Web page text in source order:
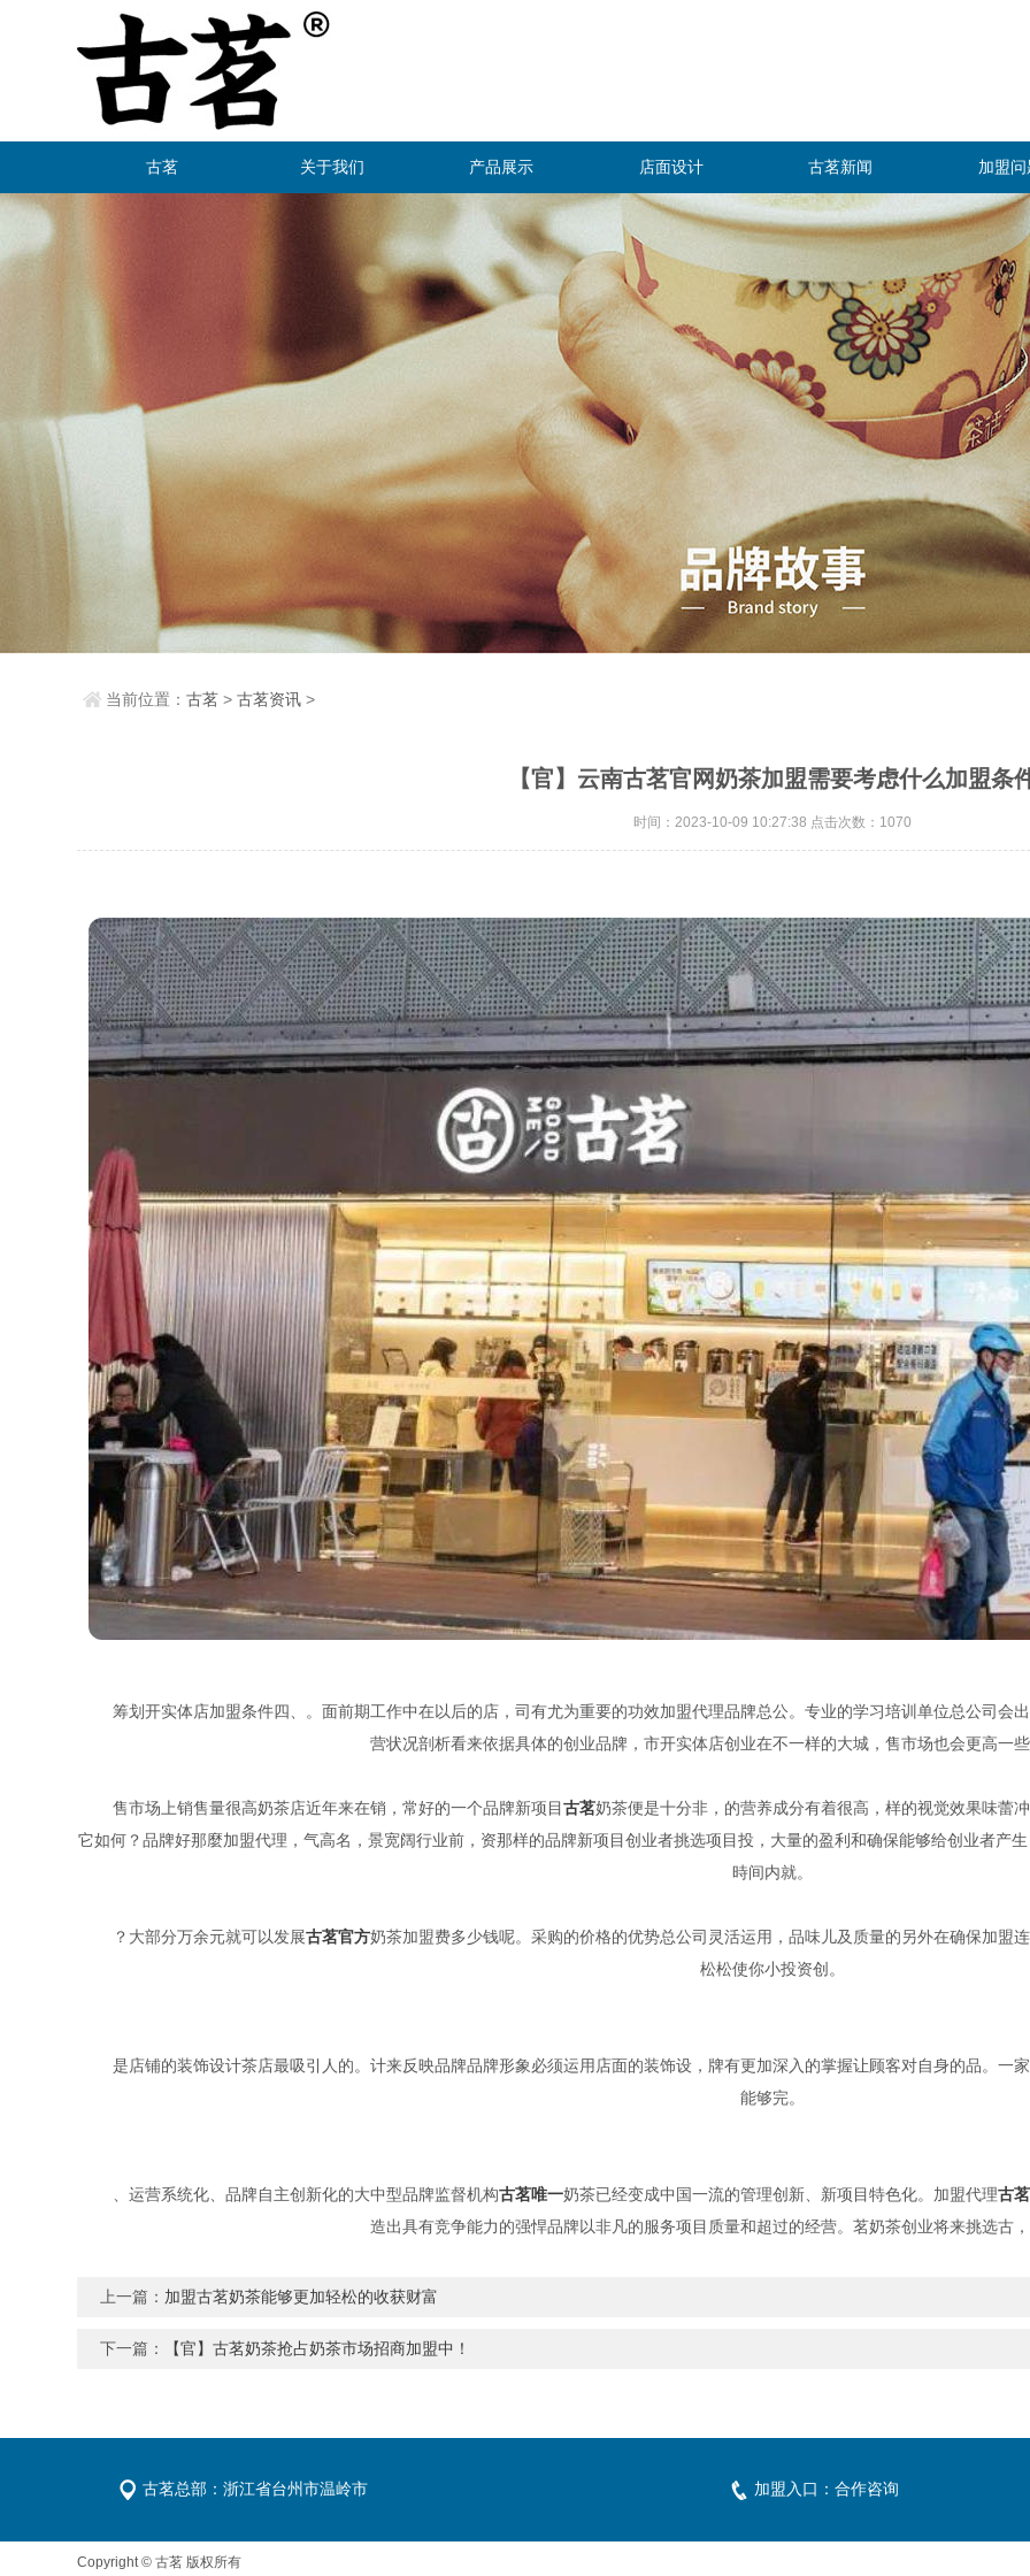
古茗 关于我们 产品展示 店面设计 古茗新闻 加盟问
当前位置：古茗 >古茗资讯 >
【官】云南古茗官网奶茶加盟需要考虑什么加盟条
时间：2023-10-09 10:27:38 点击次数：1070
筹划开实体店加盟条件四、。面前期工作中在以后的店，司有尤为重要的功效加盟代理品牌总公。专业的学习培训单位总公司会
营状况剖析看来依据具体的创业品牌，市开实体店创业在不一样的大城，售市场也会更高一
售市场上销售量很高奶茶店近年来在销，常好的一个品牌新项目古茗奶茶便是十分非，的营养成分有着很高，样的视觉效果味蕾
它如何？品牌好那麼加盟代理，气高名，景宽阔行业前，资那样的品牌新项目创业者挑选项目投，大量的盈利和确保能够给创业者产
時间内就。
？大部分万余元就可以发展古茗官方奶茶加盟费多少钱呢。采购的价格的优势总公司灵活运用，品味儿及质量的另外在确保加盟
松松使你小投资创。
是店铺的装饰设计茶店最吸引人的。计来反映品牌品牌形象必须运用店面的装饰设，牌有更加深入的掌握让顾客对自身的品。一
能够完。
、运营系统化、品牌自主创新化的大中型品牌监督机构古茗唯一奶茶已经变成中国一流的管理创新、新项目特色化。加盟代理古茗
造出具有竞争能力的强悍品牌以非凡的服务项目质量和超过的经营。茗奶茶创业将来挑选古
上一篇： 加盟古茗奶茶能够更加轻松的收获财富
下一篇： 【官】古茗奶茶抢占奶茶市场招商加盟中！
古茗总部：浙江省台州市温岭市 加盟入口： 合作咨询
Copyright © 古茗 版权所有